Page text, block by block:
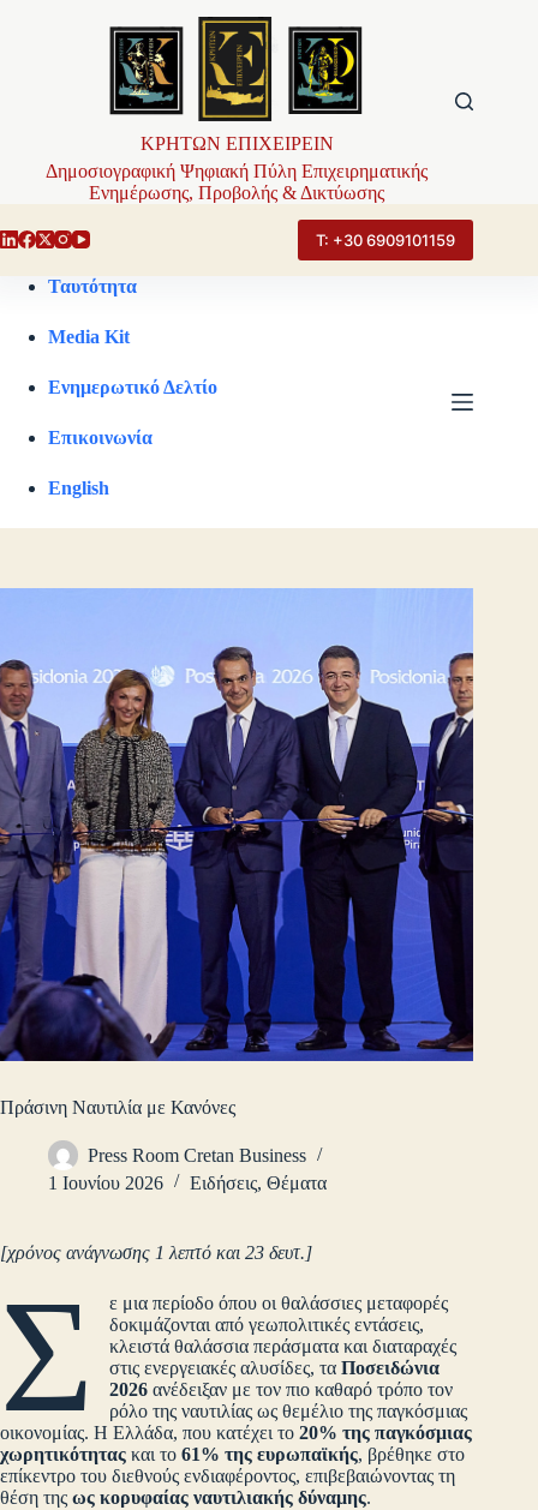
ΚΡΗΤΩΝ ΕΠΙΧΕΙΡΕΙΝ
Δημοσιογραφική Ψηφιακή Πύλη Επιχειρηματικής
Ενημέρωσης, Προβολής & Δικτύωσης
Τ: +30 6909101159
Ταυτότητα
Media Kit
Ενημερωτικό Δελτίο
Επικοινωνία
English
Πράσινη Ναυτιλία με Κανόνες
Press Room Cretan Business
1 Ιουνίου 2026
Ειδήσεις, Θέματα
[χρόνος ανάγνωσης 1 λεπτό και 23 δευτ.]
Σ
ε μια περίοδο όπου οι θαλάσσιες μεταφορές
δοκιμάζονται από γεωπολιτικές εντάσεις,
κλειστά θαλάσσια περάσματα και διαταραχές
στις ενεργειακές αλυσίδες, ταΠοσειδώνια
2026 ανέδειξαν με τον πιο καθαρό τρόπο τον
ρόλο της ναυτιλίας ως θεμέλιο της παγκόσμιας
οικονομίας. Η Ελλάδα, που κατέχει το 20% της παγκόσμιας
χωρητικότητας και το 61% της ευρωπαϊκής, βρέθηκε στο
επίκεντρο του διεθνούς ενδιαφέροντος, επιβεβαιώνοντας τη
θέση της ως κορυφαίας ναυτιλιακής δύναμης.